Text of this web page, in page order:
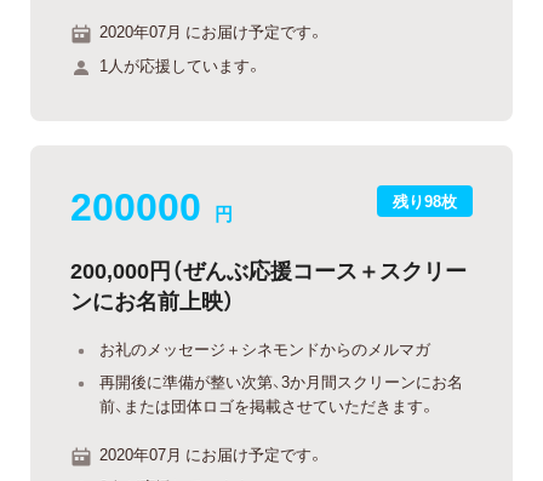
2020年07月 にお届け予定です。
1人が応援しています。
残り98枚
200000 円
200,000円（ぜんぶ応援コース＋スクリー
ンにお名前上映）
お礼のメッセージ＋シネモンドからのメルマガ
再開後に準備が整い次第、3か月間スクリーンにお名
前、または団体ロゴを掲載させていただきます。
2020年07月 にお届け予定です。